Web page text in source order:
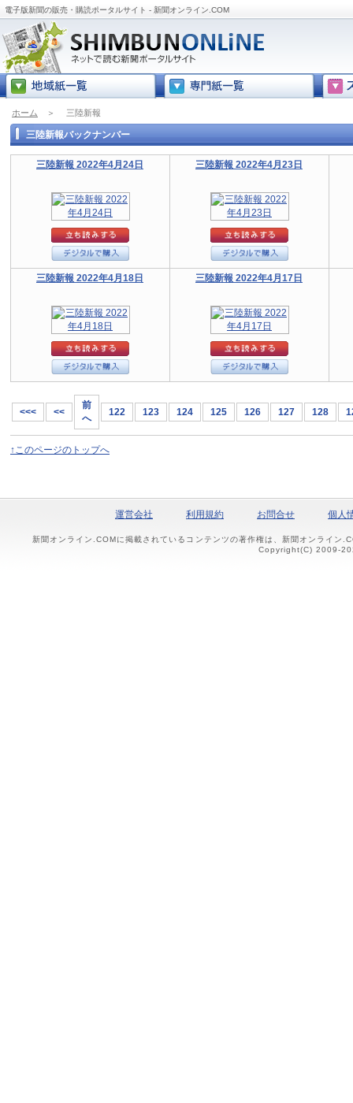
電子版新聞の販売・購読ポータルサイト - 新聞オンライン.COM
ホーム ＞ 三陸新報
三陸新報バックナンバー
三陸新報 2022年4月24日 三陸新報 2022年4月23日
三陸新報 2022年4月18日 三陸新報 2022年4月17日
<<< <<
前
へ
122 123 124 125 126 127 128
↑このページのトップへ
運営会社 利用規約 お問合せ 個人
新聞オンライン.COMに掲載されているコンテンツの著作権は、新聞オンライン
Copyright(C) 2009-